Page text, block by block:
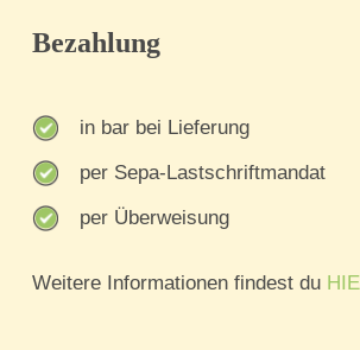
Bezahlung
in bar bei Lieferung
per Sepa-Lastschriftmandat
per Überweisung
Weitere Informationen findest du